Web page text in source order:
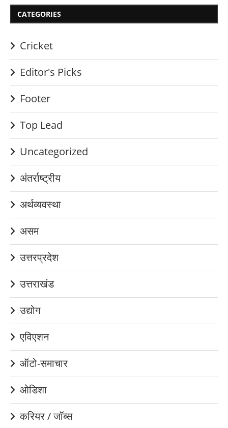
CATEGORIES
Cricket
Editor's Picks
Footer
Top Lead
Uncategorized
अंतर्राष्ट्रीय
अर्थव्यवस्था
असम
उत्तरप्रदेश
उत्तराखंड
उद्योग
एविएशन
ऑटो-समाचार
ओडिशा
करियर / जॉब्स